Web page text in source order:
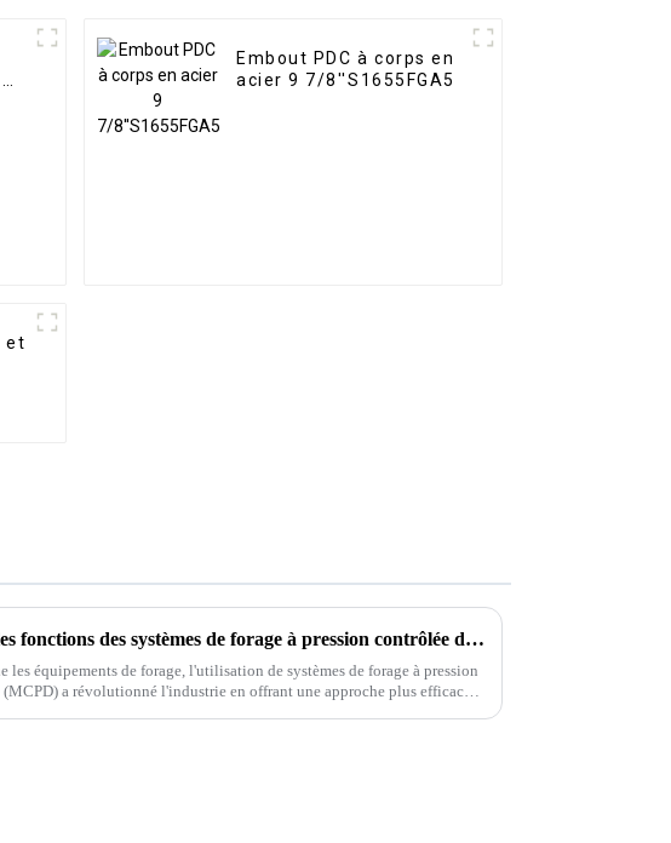
Embout PDC à corps en
acier 9 7/8''S1655FGA5
et
Comprendre les fonctions des systèmes de forage à pression contrôlée dans les équipements de forage
les équipements de forage, l'utilisation de systèmes de forage à pression
(MCPD) a révolutionné l'industrie en offrant une approche plus efficace